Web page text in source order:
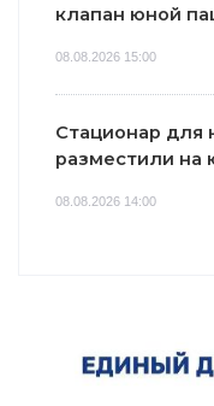
клапан юной
08.08.2026 15:00
Стационар для
разместили на
08.08.2026 14:00